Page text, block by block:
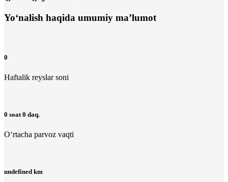
Yo‘nalish haqida umumiy ma’lumot
0
Haftalik reyslar soni
0 soat 0 daq.
O‘rtacha parvoz vaqti
undefined km